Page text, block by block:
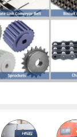
de congélateur